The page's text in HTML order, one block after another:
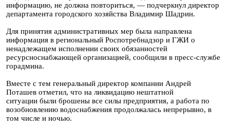
информацию, не должна повториться, — подчеркнул директор
департамента городского хозяйства Владимир Шадрин.
Для принятия административных мер была направлена
информация в региональный Роспотребнадзор и ГЖИ о
ненадлежащем исполнении своих обязанностей
ресурсноснабжающей организацией, сообщили в пресс-службе
горадмина.
Вместе с тем генеральный директор компании Андрей
Поташев отметил, что на ликвидацию нештатной
ситуации были брошены все силы предприятия, а работа по
возобновлению водоснабжения продолжалась непрерывно, в
том числе и ночью.